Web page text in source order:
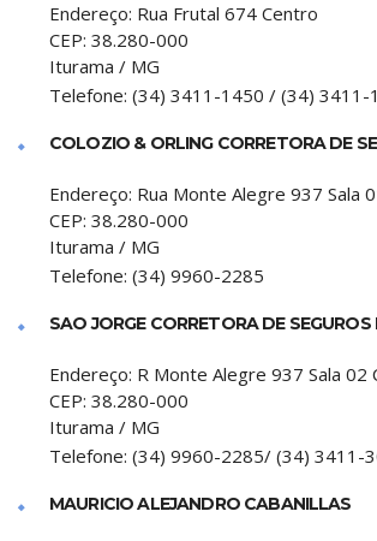
Endereço: Rua Frutal 674 Centro
CEP: 38.280-000
Iturama / MG
Telefone: (34) 3411-1450 / (34) 3411-
COLOZIO & ORLING CORRETORA DE
Endereço: Rua Monte Alegre 937 Sala
CEP: 38.280-000
Iturama / MG
Telefone: (34) 9960-2285
SAO JORGE CORRETORA DE
Endereço: R Monte Alegre 937 Sala 02
CEP: 38.280-000
Iturama / MG
Telefone: (34) 9960-2285/ (34) 3411-
MAURICIO ALEJANDRO CABANILLAS